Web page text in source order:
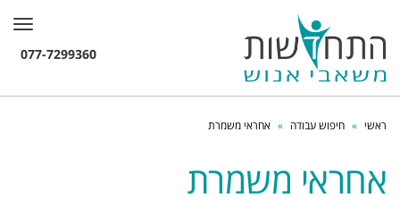
ראשי » חיפוש עבודה » אחראי משמרת
אחראי משמרת